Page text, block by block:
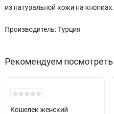
из натуральной кожи на кнопках.
Производитель: Турция
Рекомендуем посмотреть
Хит!
Кошелек женский